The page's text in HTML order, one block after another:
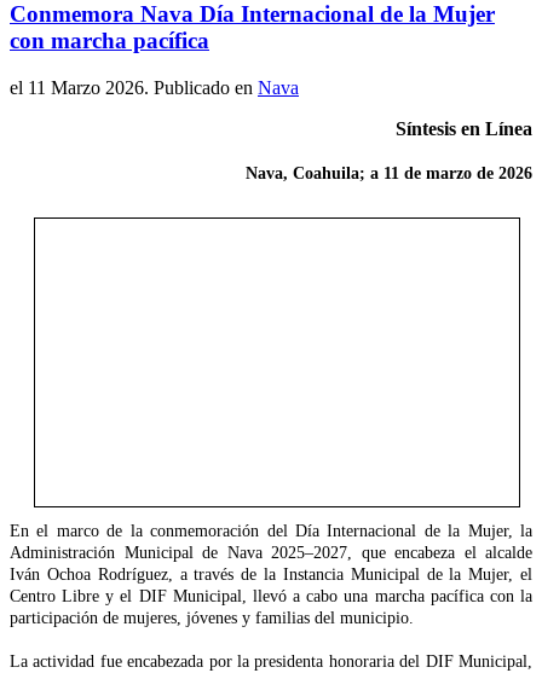
Conmemora Nava Día Internacional de la Mujer
con marcha pacífica
el 11 Marzo 2026. Publicado en Nava
Síntesis en Línea
Nava, Coahuila; a 11 de marzo de 2026
En el marco de la conmemoración del Día Internacional de la Mujer, la
Administración Municipal de Nava 2025–2027, que encabeza el alcalde
Iván Ochoa Rodríguez, a través de la Instancia Municipal de la Mujer, el
Centro Libre y el DIF Municipal, llevó a cabo una marcha pacífica con la
participación de mujeres, jóvenes y familias del municipio.
La actividad fue encabezada por la presidenta honoraria del DIF Municipal,